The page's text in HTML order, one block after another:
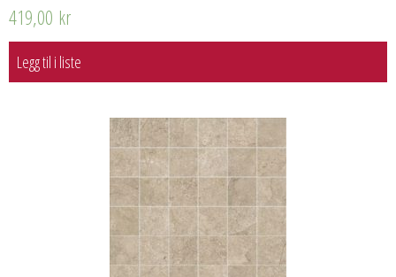
419,00 kr
Legg til i liste